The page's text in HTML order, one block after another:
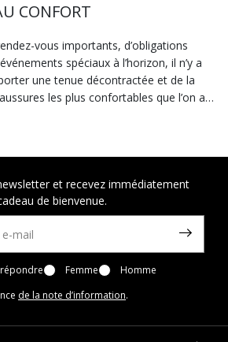
CONFORT
vous importants, d’obligations
spéciaux à l’horizon, il n’y a
une tenue décontractée et de la
les plus confortables que l’on a à
collection de chaussures casual pour
midi de détente, offrez à vos pieds une
avec les chaussures respirantes de la
à la semelle extérieure révolutionnaire
ces chaussures offrent souplesse,
pas. Les chaussures confortables
Nebula™, qui offrent à vos pieds
toutes circonstances, sont elles aussi
les chaussures décontractées de
pas seulement adaptées aux loisirs et
et recevez immédiatement
de bienvenue.
Femme
Homme
de la note d’information.